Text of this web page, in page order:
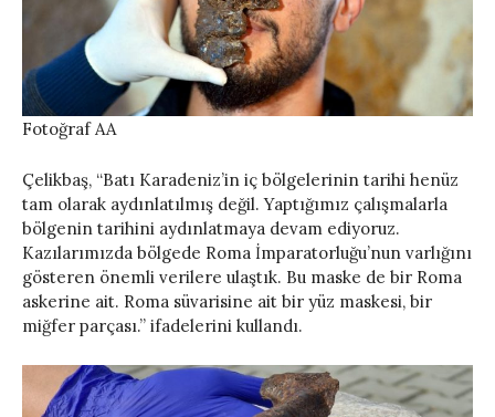
Fotoğraf AA
Çelikbaş, “Batı Karadeniz’in iç bölgelerinin tarihi henüz
tam olarak aydınlatılmış değil. Yaptığımız çalışmalarla
bölgenin tarihini aydınlatmaya devam ediyoruz.
Kazılarımızda bölgede Roma İmparatorluğu’nun varlığını
gösteren önemli verilere ulaştık. Bu maske de bir Roma
askerine ait. Roma süvarisine ait bir yüz maskesi, bir
miğfer parçası.” ifadelerini kullandı.